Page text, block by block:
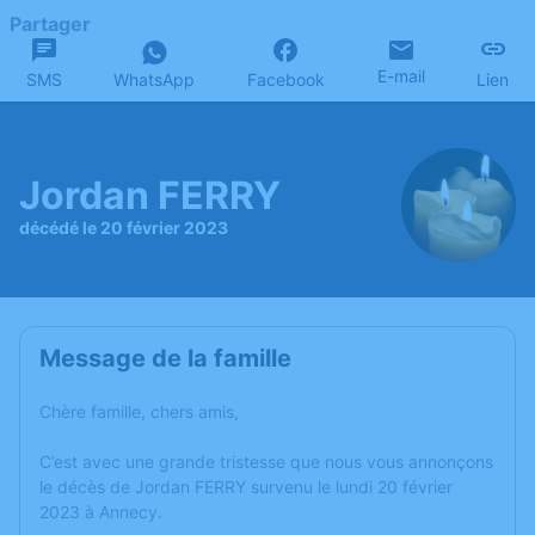
Partager
SMS WhatsApp Facebook E-mail Lien
Jordan FERRY
décédé le 20 février 2023
Message de la famille
Chère famille, chers amis,
C’est avec une grande tristesse que nous vous annonçons
le décès de Jordan FERRY survenu le lundi 20 février
2023 à Annecy.